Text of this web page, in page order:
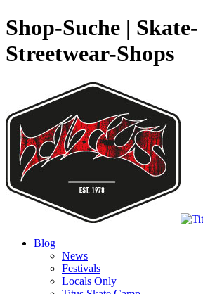
Shop-Suche |
Streetwear-Shops
main
content
Blog
News
Festivals
Locals Only